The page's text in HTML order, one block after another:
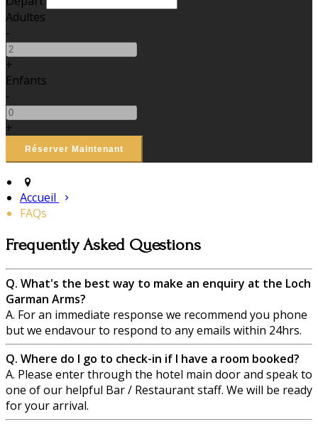
Adultes
-
+
Enfants
-
+
Accueil
FAQs
Frequently Asked Questions
Q. What's the best way to make an enquiry at the Loch
Garman Arms?
A. For an immediate response we recommend you phone
but we endavour to respond to any emails within 24hrs.
Q. Where do I go to check-in if I have a room booked?
A. Please enter through the hotel main door and speak to
one of our helpful Bar / Restaurant staff. We will be ready
for your arrival.